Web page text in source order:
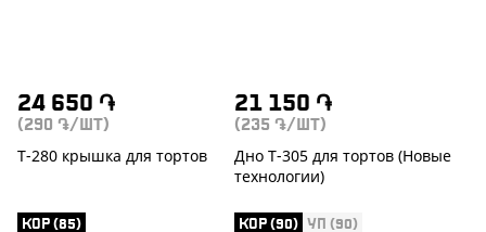
24 650 ֏
(290 ֏/ШТ)
Т-280 крышка для тортов
КОР (85)
21 150 ֏
(235 ֏/ШТ)
Дно Т-305 для тортов (Новые
технологии)
КОР (90) УП (90)